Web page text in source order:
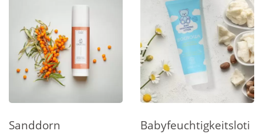
Sanddorn
Babyfeuchtigkeitsloti